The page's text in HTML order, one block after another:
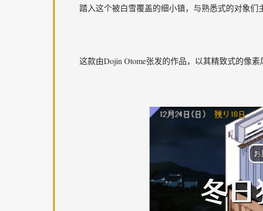
踏入这个被白雪覆盖的细小镇，与熟悉式的对象们
这款由Dojin Otome张发的作品，以其精致式的像